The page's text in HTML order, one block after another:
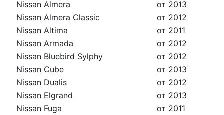
Nissan Almera
от 2013
Nissan Almera Classic
от 2012
Nissan Altima
от 2011
Nissan Armada
от 2012
Nissan Bluebird Sylphy
от 2012
Nissan Cube
от 2013
Nissan Dualis
от 2012
Nissan Elgrand
от 2013
Nissan Fuga
от 2011